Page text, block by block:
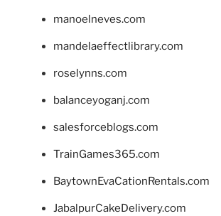
manoelneves.com
mandelaeffectlibrary.com
roselynns.com
balanceyoganj.com
salesforceblogs.com
TrainGames365.com
BaytownEvaCationRentals.com
JabalpurCakeDelivery.com